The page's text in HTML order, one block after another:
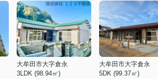
大牟田市大字倉永
3LDK (98.94㎡)
大牟田市大字倉永
5DK (99.37㎡)